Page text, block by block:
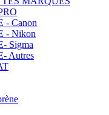
- Canon
- Nikon
Sigma
Autres